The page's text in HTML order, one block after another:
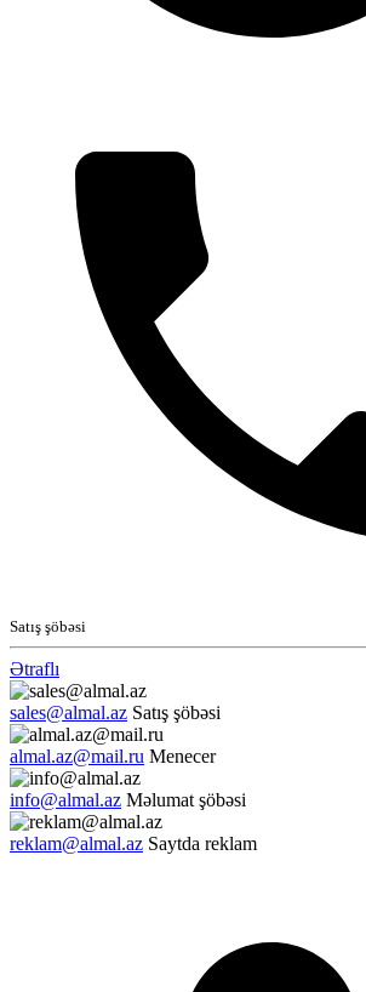
Satış şöbəsi
Ətraflı
sales@almal.az Satış şöbəsi
almal.az@mail.ru Menecer
info@almal.az Məlumat şöbəsi
reklam@almal.az Saytda reklam